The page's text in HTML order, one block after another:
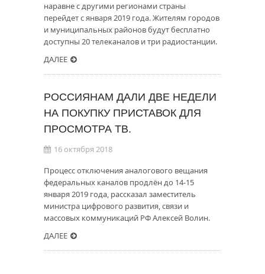
наравне с другими регионами страны
перейдет с января 2019 года. Жителям городов
и муниципальных районов будут бесплатно
доступны 20 телеканалов и три радиостанции.
ДАЛЕЕ
РОССИЯНАМ ДАЛИ ДВЕ НЕДЕЛИ
НА ПОКУПКУ ПРИСТАВОК ДЛЯ
ПРОСМОТРА ТВ.
16 октября 2018
Процесс отключения аналогового вещания
федеральных каналов продлён до 14-15
января 2019 года, рассказал заместитель
министра цифрового развития, связи и
массовых коммуникаций РФ Алексей Волин.
ДАЛЕЕ